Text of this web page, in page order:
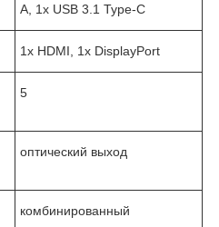
A, 1x USB 3.1 Type-C
1x HDMI, 1x DisplayPort
5
оптический выход
комбинированный